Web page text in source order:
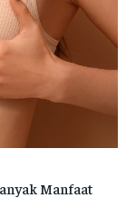
Manfaat